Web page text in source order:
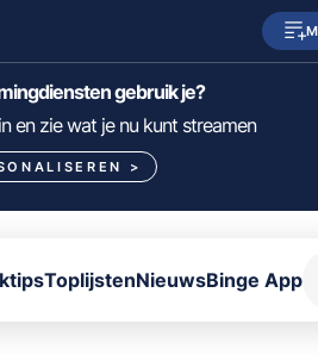
Prime Video
NPO Start
Pathé Thuis
gebruik je?
en zie wat je nu kunt streamen
>
ToplijstenNieuwsBinge App